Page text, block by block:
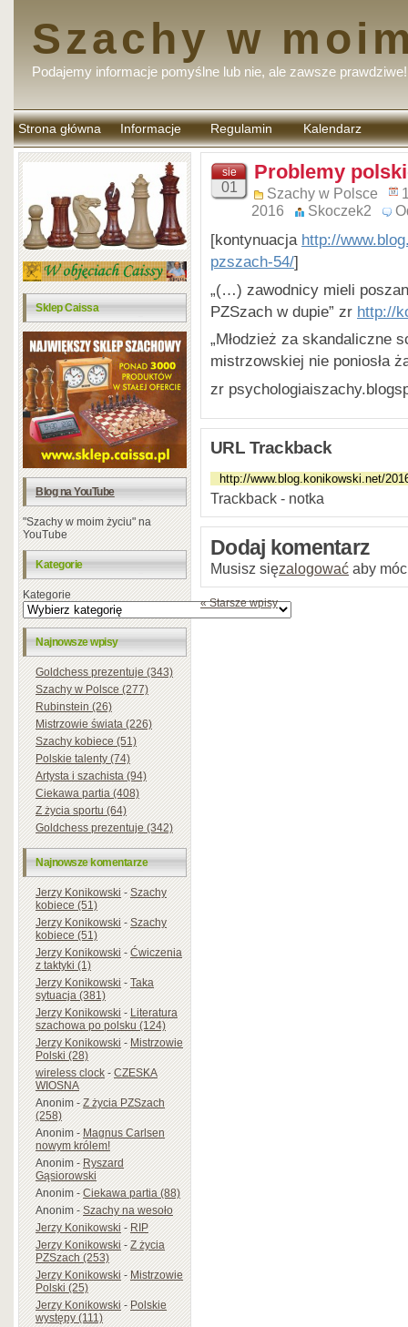
Szachy w
Podajemy informacje pomyślne lub nie, ale zawsze prawdziwe!
Strona główna Informacje Regulamin
komentarzy
Kalendarz
Sklep Caissa
Blog na YouTube
"Szachy w moim życiu" na
YouTube
Kategorie
Kategorie
Najnowsze wpisy
Goldchess prezentuje (343)
Szachy w Polsce (277)
Rubinstein (26)
Mistrzowie świata (226)
Szachy kobiece (51)
Polskie talenty (74)
Artysta i szachista (94)
Ciekawa partia (408)
Z życia sportu (64)
Goldchess prezentuje (342)
Najnowsze komentarze
Jerzy Konikowski-Szachy
kobiece (51)
Jerzy Konikowski-Szachy
kobiece (51)
Jerzy Konikowski-Ćwiczenia
z taktyki (1)
Jerzy Konikowski-Taka
sytuacja (381)
Jerzy Konikowski-Literatura
szachowa po polsku (124)
Jerzy Konikowski-Mistrzowie
Polski (28)
wireless clock-CZESKA
WIOSNA
Anonim-Z życia PZSzach
(258)
Anonim-Magnus Carlsen
nowym królem!
Anonim-Ryszard
Gąsiorowski
Anonim-Ciekawa partia (88)
Anonim-Szachy na wesoło
Jerzy Konikowski-RIP
Jerzy Konikowski-Z życia
PZSzach (253)
Jerzy Konikowski-Mistrzowie
Polski (25)
Jerzy Konikowski-Polskie
występy (111)
sie
01
Problemy
Szachy w Polsce
2016
Skoczek2
[kontynuacja http://
pzszach-54/]
„(…) zawodnicy mieli
PZSzach w dupie” zr http://
„Młodzież za skandaliczne
mistrzowskiej nie poniosła
zr
URL Trackback
Trackback - notka
Dodaj komentarz
Musisz sięzalogować aby
« Starsze wpisy